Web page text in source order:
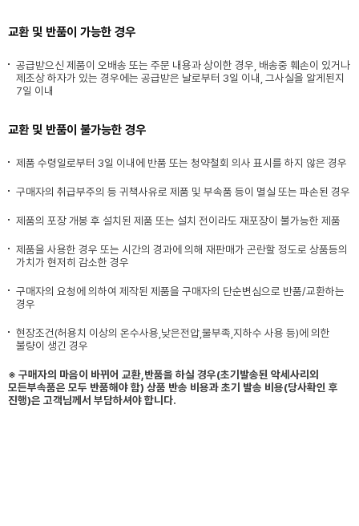
교환 및 반품이 가능한 경우
공급받으신 제품이 오배송 또는 주문 내용과 상이한 경우, 배송중 훼손이 있거나
제조상 하자가 있는 경우에는 공급받은 날로부터 3일 이내, 그사실을 알게된지
7일 이내
교환 및 반품이 불가능한 경우
제품 수령일로부터 3일 이내에 반품 또는 청약철회 의사 표시를 하지 않은 경우
구매자의 취급부주의 등 귀책사유로 제품 및 부속품 등이 멸실 또는 파손된 경우
제품의 포장 개봉 후 설치된 제품 또는 설치 전이라도 재포장이 불가능한 제품
제품을 사용한 경우 또는 시간의 경과에 의해 재판매가 곤란할 정도로 상품등의
가치가 현저히 감소한 경우
구매자의 요청에 의하여 제작된 제품을 구매자의 단순변심으로 반품/교환하는
경우
현장조건(허용치 이상의 온수사용,낮은전압,물부족,지하수 사용 등)에 의한
불량이 생긴 경우
※ 구매자의 마음이 바뀌어 교환,반품을 하실 경우(초기발송된 악세사리외
모든부속품은 모두 반품해야 함) 상품 반송 비용과 초기 발송 비용(당사확인 후
진행)은 고객님께서 부담하셔야 합니다.